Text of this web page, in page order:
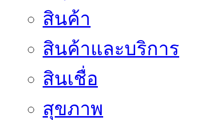
สินค้า
สินค้าและบริการ
สินเชื่อ
สุขภาพ